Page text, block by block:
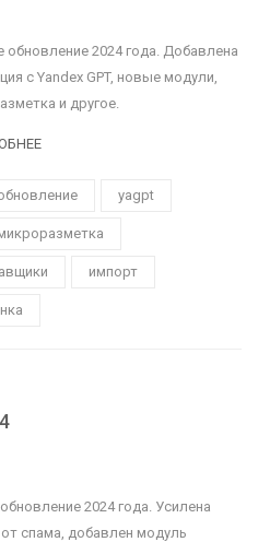
обновление 2024 года. Добавлена
с Yandex GPT, новые модули,
и другое.
yagpt
импорт
2024 года. Усилена
спама, добавлен модуль